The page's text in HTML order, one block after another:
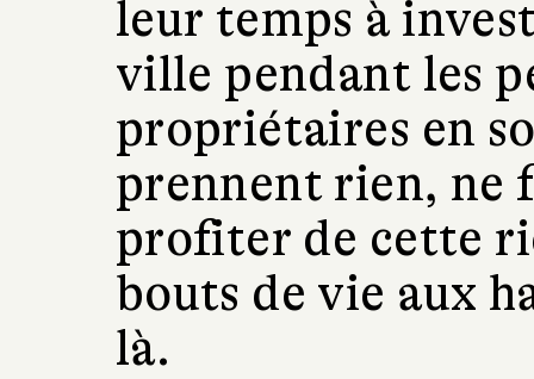
leur temps à
ville pendant les
propriétaires en
prennent rien, ne
profiter de cette
bouts de vie aux
là.